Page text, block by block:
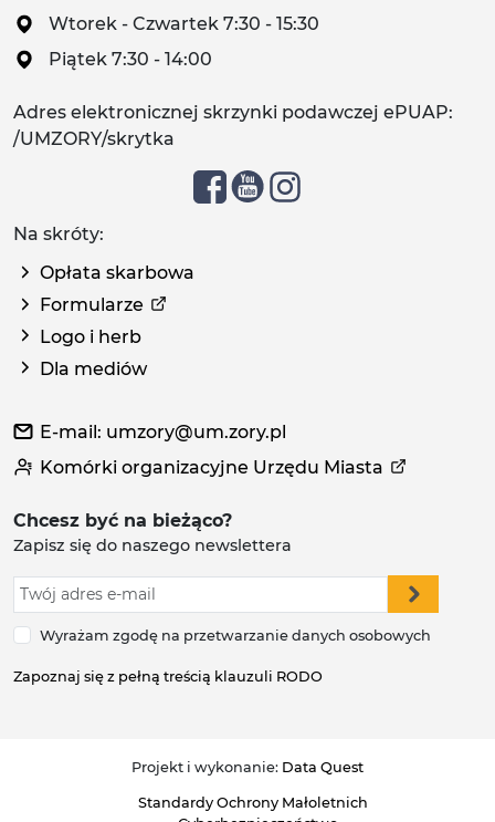
Wtorek - Czwartek 7:30 - 15:30
Piątek 7:30 - 14:00
Adres elektronicznej skrzynki podawczej ePUAP:
/UMZORY/skrytka
Na skróty:
Opłata skarbowa
Formularze
Logo i herb
Dla mediów
E-mail: umzory@um.zory.pl
Komórki organizacyjne Urzędu Miasta
Chcesz być na bieżąco?
Zapisz się do naszego newslettera
Wyrażam zgodę na przetwarzanie danych osobowych
Zapoznaj się z pełną treścią klauzuli RODO
Projekt i wykonanie: Data Quest
Standardy Ochrony Małoletnich